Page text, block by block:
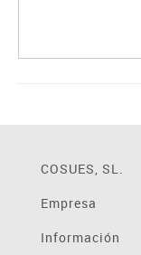
COSUES, SL.
Empresa
Información